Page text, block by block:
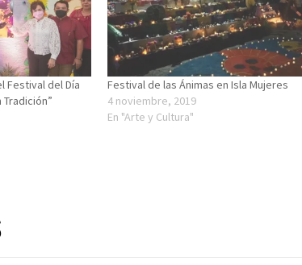
Festival del Día
Festival de las Ánimas en Isla Mujeres
4 noviembre, 2019
En "Arte y Cultura"